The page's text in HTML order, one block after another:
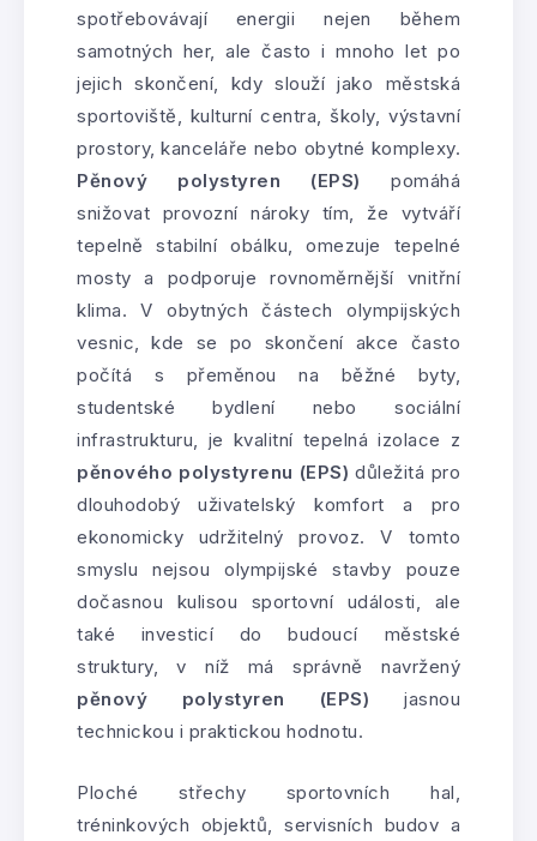
spotřebovávají energii nejen během
samotných her, ale často i mnoho let po
jejich skončení, kdy slouží jako městská
sportoviště, kulturní centra, školy, výstavní
prostory, kanceláře nebo obytné komplexy.
Pěnový polystyren (EPS) pomáhá
snižovat provozní nároky tím, že vytváří
tepelně stabilní obálku, omezuje tepelné
mosty a podporuje rovnoměrnější vnitřní
klima. V obytných částech olympijských
vesnic, kde se po skončení akce často
počítá s přeměnou na běžné byty,
studentské bydlení nebo sociální
infrastrukturu, je kvalitní tepelná izolace z
pěnového polystyrenu (EPS) důležitá pro
dlouhodobý uživatelský komfort a pro
ekonomicky udržitelný provoz. V tomto
smyslu nejsou olympijské stavby pouze
dočasnou kulisou sportovní události, ale
také investicí do budoucí městské
struktury, v níž má správně navržený
pěnový polystyren (EPS) jasnou
technickou i praktickou hodnotu.
Ploché střechy sportovních hal,
tréninkových objektů, servisních budov a